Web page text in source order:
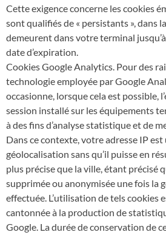
Cette exigence concerne les cookies
sont qualifiés de « persistants », dans
demeurent dans votre terminal
date d’expiration.
Cookies Google Analytics. Pour des
technologie employée par Google
occasionne, lorsque cela est possible,
session installé sur les équipements
à des fins d’analyse statistique et de
Dans ce contexte, votre adresse IP
géolocalisation sans qu’il puisse en
plus précise que la ville, étant précisé
supprimée ou anonymisée une fois la
effectuée. L’utilisation de tels cookies
cantonnée à la production de
Google. La durée de conservation de